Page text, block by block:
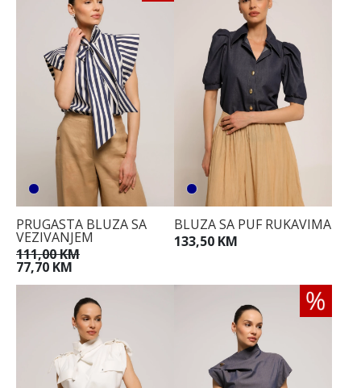
PRUGASTA BLUZA SA
VEZIVANJEM
111,00 KM
77,70 KM
BLUZA SA PUF RUKAVIMA
133,50 KM